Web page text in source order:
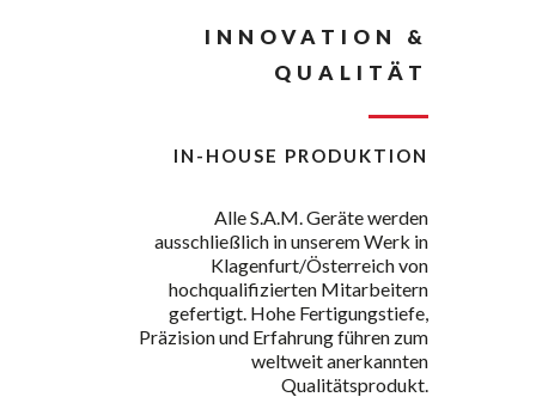
INNOVATION &
QUALITÄT
IN-HOUSE PRODUKTION
Alle S.A.M. Geräte werden
ausschließlich in unserem Werk in
Klagenfurt/Österreich von
hochqualifizierten Mitarbeitern
gefertigt. Hohe Fertigungstiefe,
Präzision und Erfahrung führen zum
weltweit anerkannten
Qualitätsprodukt.